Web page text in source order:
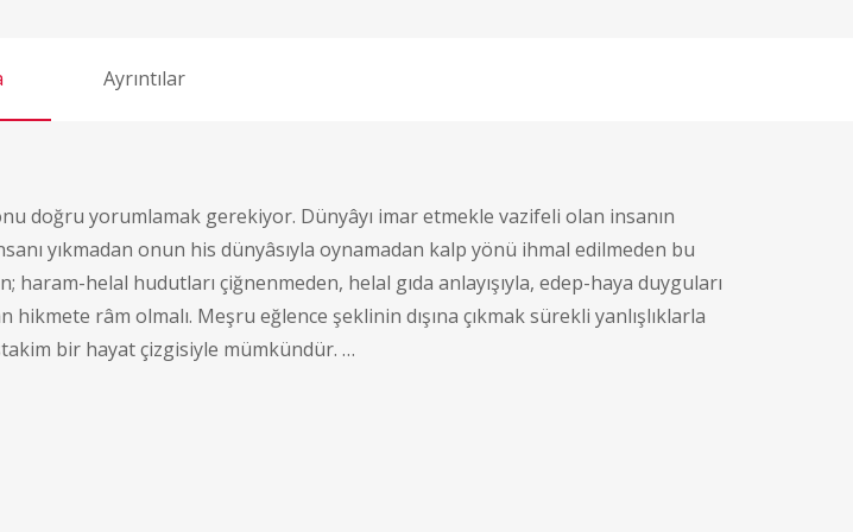
Ayrıntılar
doğru yorumlamak gerekiyor. Dünyâyı imar etmekle vazifeli olan insanın
yıkmadan onun his dünyâsıyla oynamadan kalp yönü ihmal edilmeden bu
helal hudutları çiğnenmeden, helal gıda anlayışıyla, edep-haya duyguları
râm olmalı. Meşru eğlence şeklinin dışına çıkmak sürekli yanlışlıklarla
bir hayat çizgisiyle mümkündür. …